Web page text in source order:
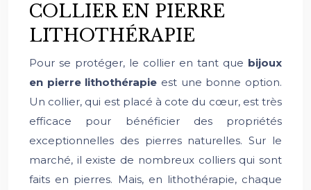
COLLIER EN PIERRE
LITHOTHÉRAPIE
Pour se protéger, le collier en tant que bijoux
en pierre lithothérapie est une bonne option.
Un collier, qui est placé à cote du cœur, est très
efficace pour bénéficier des propriétés
exceptionnelles des pierres naturelles. Sur le
marché, il existe de nombreux colliers qui sont
faits en pierres. Mais, en lithothérapie, chaque